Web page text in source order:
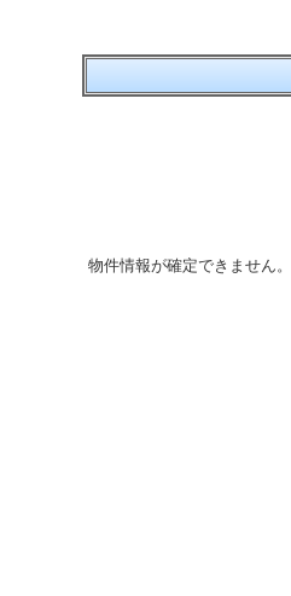
物件情報が確定できません。